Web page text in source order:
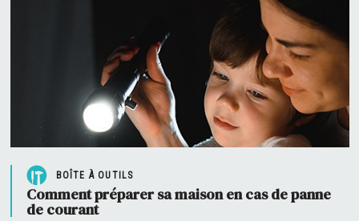
BOÎTE À OUTILS
Comment préparer sa maison en cas de panne
de courant